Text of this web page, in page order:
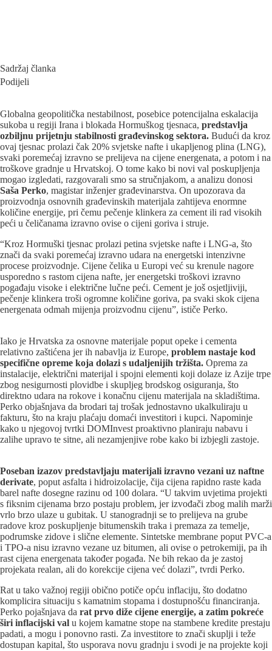
Sadržaj članka
Podijeli
Globalna geopolitička nestabilnost, posebice potencijalna eskalacija
sukoba u regiji Irana i blokada Hormuškog tjesnaca, predstavlja
ozbiljnu prijetnju stabilnosti građevinskog sektora. Budući da kroz
ovaj tjesnac prolazi čak 20% svjetske nafte i ukapljenog plina (LNG),
svaki poremećaj izravno se prelijeva na cijene energenata, a potom i na
troškove gradnje u Hrvatskoj. O tome kako bi novi val poskupljenja
mogao izgledati, razgovarali smo sa stručnjakom, a analizu donosi
Saša Perko, magistar inženjer građevinarstva. On upozorava da
proizvodnja osnovnih građevinskih materijala zahtijeva enormne
količine energije, pri čemu pečenje klinkera za cement ili rad visokih
peći u čeličanama izravno ovise o cijeni goriva i struje.
“Kroz Hormuški tjesnac prolazi petina svjetske nafte i LNG-a, što
znači da svaki poremećaj izravno udara na energetski intenzivne
procese proizvodnje. Cijene čelika u Europi već su krenule nagore
usporedno s rastom cijena nafte, jer energetski troškovi izravno
pogađaju visoke i električne lučne peći. Cement je još osjetljiviji,
pečenje klinkera troši ogromne količine goriva, pa svaki skok cijena
energenata odmah mijenja proizvodnu cijenu”, ističe Perko.
Iako je Hrvatska za osnovne materijale poput opeke i cementa
relativno zaštićena jer ih nabavlja iz Europe, problem nastaje kod
specifične opreme koja dolazi s udaljenijih tržišta. Oprema za
instalacije, električni materijal i spojni elementi koji dolaze iz Azije trpe
zbog nesigurnosti plovidbe i skupljeg brodskog osiguranja, što
direktno udara na rokove i konačnu cijenu materijala na skladištima.
Perko objašnjava da brodari taj trošak jednostavno ukalkuliraju u
fakturu, što na kraju plaćaju domaći investitori i kupci. Napominje
kako u njegovoj tvrtki DOMInvest proaktivno planiraju nabavu i
zalihe upravo te sitne, ali nezamjenjive robe kako bi izbjegli zastoje.
Poseban izazov predstavljaju materijali izravno vezani uz naftne
derivate, poput asfalta i hidroizolacije, čija cijena rapidno raste kada
barel nafte dosegne razinu od 100 dolara. “U takvim uvjetima projekti
s fiksnim cijenama brzo postaju problem, jer izvođači zbog malih marži
vrlo brzo ulaze u gubitak. U stanogradnji se to prelijeva na grube
radove kroz poskupljenje bitumenskih traka i premaza za temelje,
podrumske zidove i slične elemente. Sintetske membrane poput PVC-a
i TPO-a nisu izravno vezane uz bitumen, ali ovise o petrokemiji, pa ih
rast cijena energenata također pogađa. Ne bih rekao da je zastoj
projekata realan, ali do korekcije cijena već dolazi”, tvrdi Perko.
Rat u tako važnoj regiji obično potiče opću inflaciju, što dodatno
komplicira situaciju s kamatnim stopama i dostupnošću financiranja.
Perko pojašnjava da rat prvo diže cijene energije, a zatim pokreće
širi inflacijski val u kojem kamatne stope na stambene kredite prestaju
padati, a mogu i ponovno rasti. Za investitore to znači skuplji i teže
dostupan kapital, što usporava novu gradnju i svodi je na projekte koji